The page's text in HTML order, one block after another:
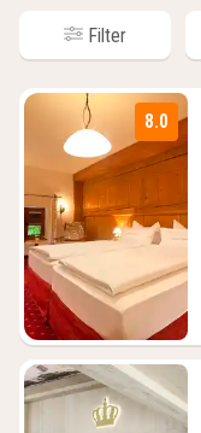
Filter
8.0